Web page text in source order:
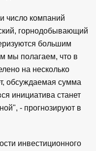
число компаний
горнодобывающий
большим
мы полагаем, что в
на несколько
обсуждаемая сумма
инициатива станет
- прогнозируют в
инвестиционного